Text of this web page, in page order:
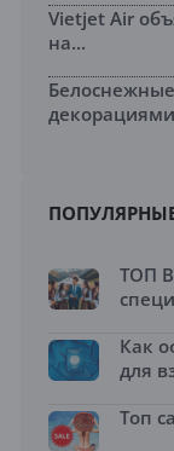
Vietjet Air
на...
декорациями
ТОП
Как
для
Топ